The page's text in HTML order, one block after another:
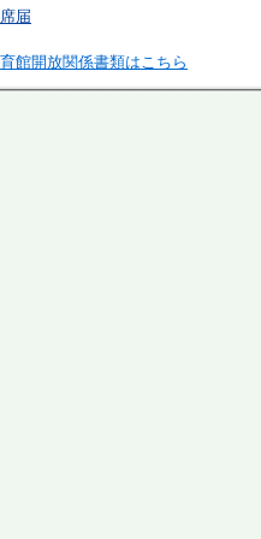
届
館開放関係書類はこちら